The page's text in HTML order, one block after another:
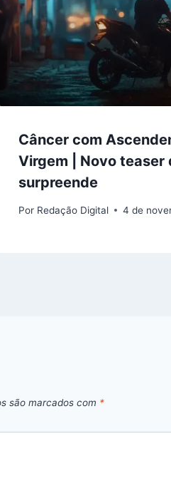
Câncer com
Virgem | Novo teaser
surpreende
Por Redação Digital 4 de
são marcados com *